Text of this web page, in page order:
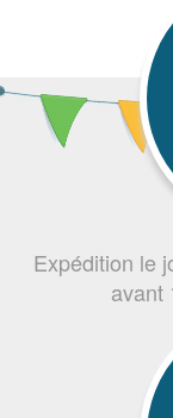
Expédition le
avant